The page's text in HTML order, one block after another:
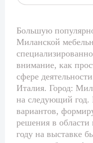
Большую
Миланской
внимание, как
сфере
Италия. Город:
на следующий год.
вариантов,
решения в области
году на выставке